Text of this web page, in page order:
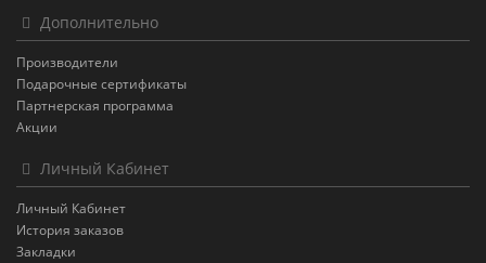
Дополнительно
Производители
Подарочные сертификаты
Партнерская программа
Акции
Личный Кабинет
Личный Кабинет
История заказов
Закладки